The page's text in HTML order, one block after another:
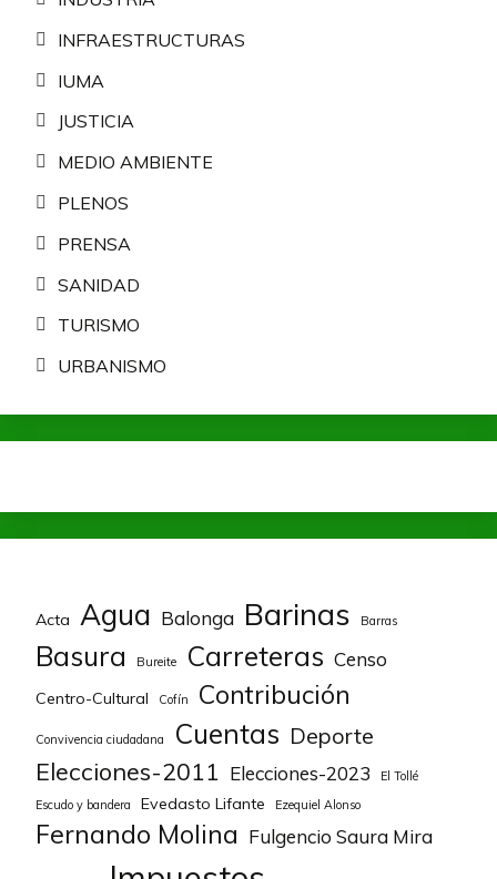
INFRAESTRUCTURAS
IUMA
JUSTICIA
MEDIO AMBIENTE
PLENOS
PRENSA
SANIDAD
TURISMO
URBANISMO
Acta Agua Balonga Barinas Barras
Basura Bureite Carreteras Censo
Centro-Cultural Cofín Contribución
Convivencia ciudadana Cuentas Deporte
Elecciones-2011 Elecciones-2023
El Tollé
Escudo y bandera
Evedasto Lifante Ezequiel Alonso
Fernando Molina Fulgencio Saura Mira